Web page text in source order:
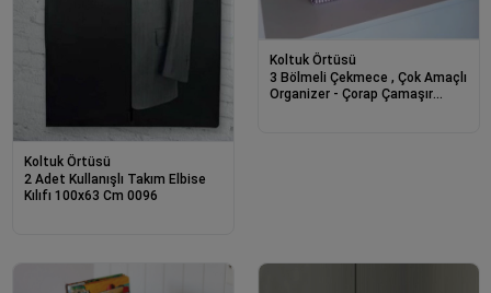
Koltuk Örtüsü
2 Adet Kullanışlı Takım Elbise
Kılıfı 100x63 Cm 0096
Koltuk Örtüsü
3 Bölmeli Çekmece , Çok Amaçlı
Organizer - Çorap Çamaşır